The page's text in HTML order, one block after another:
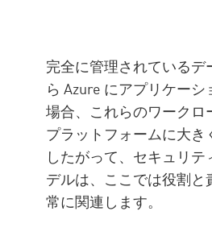
完全に管理されているデ
ら Azure にアプリケー
場合、これらのワークロ
プラットフォームに大き
したがって、セキュリ
デルは、ここでは役割と
常に関連します。